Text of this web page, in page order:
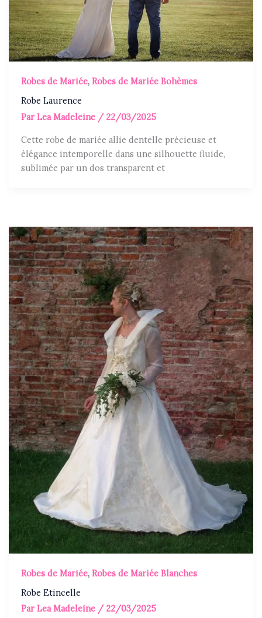
Robes de Mariée,Robes de Mariée Bohèmes
Robe Laurence
ParLea Madeleine / 22/03/2025
Cette robe de mariée allie dentelle précieuse et
élégance intemporelle dans une silhouette fluide,
sublimée par un dos transparent et
Robes de Mariée,Robes de Mariée Blanches
Robe Etincelle
ParLea Madeleine / 22/03/2025